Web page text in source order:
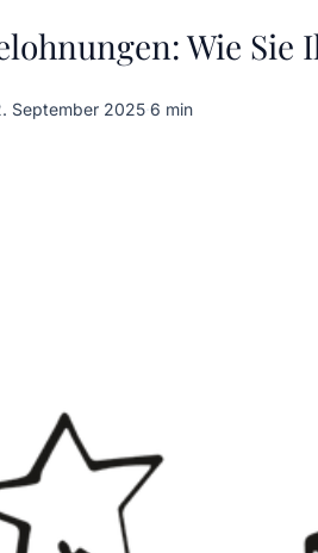
Wie
September 2025·6 min